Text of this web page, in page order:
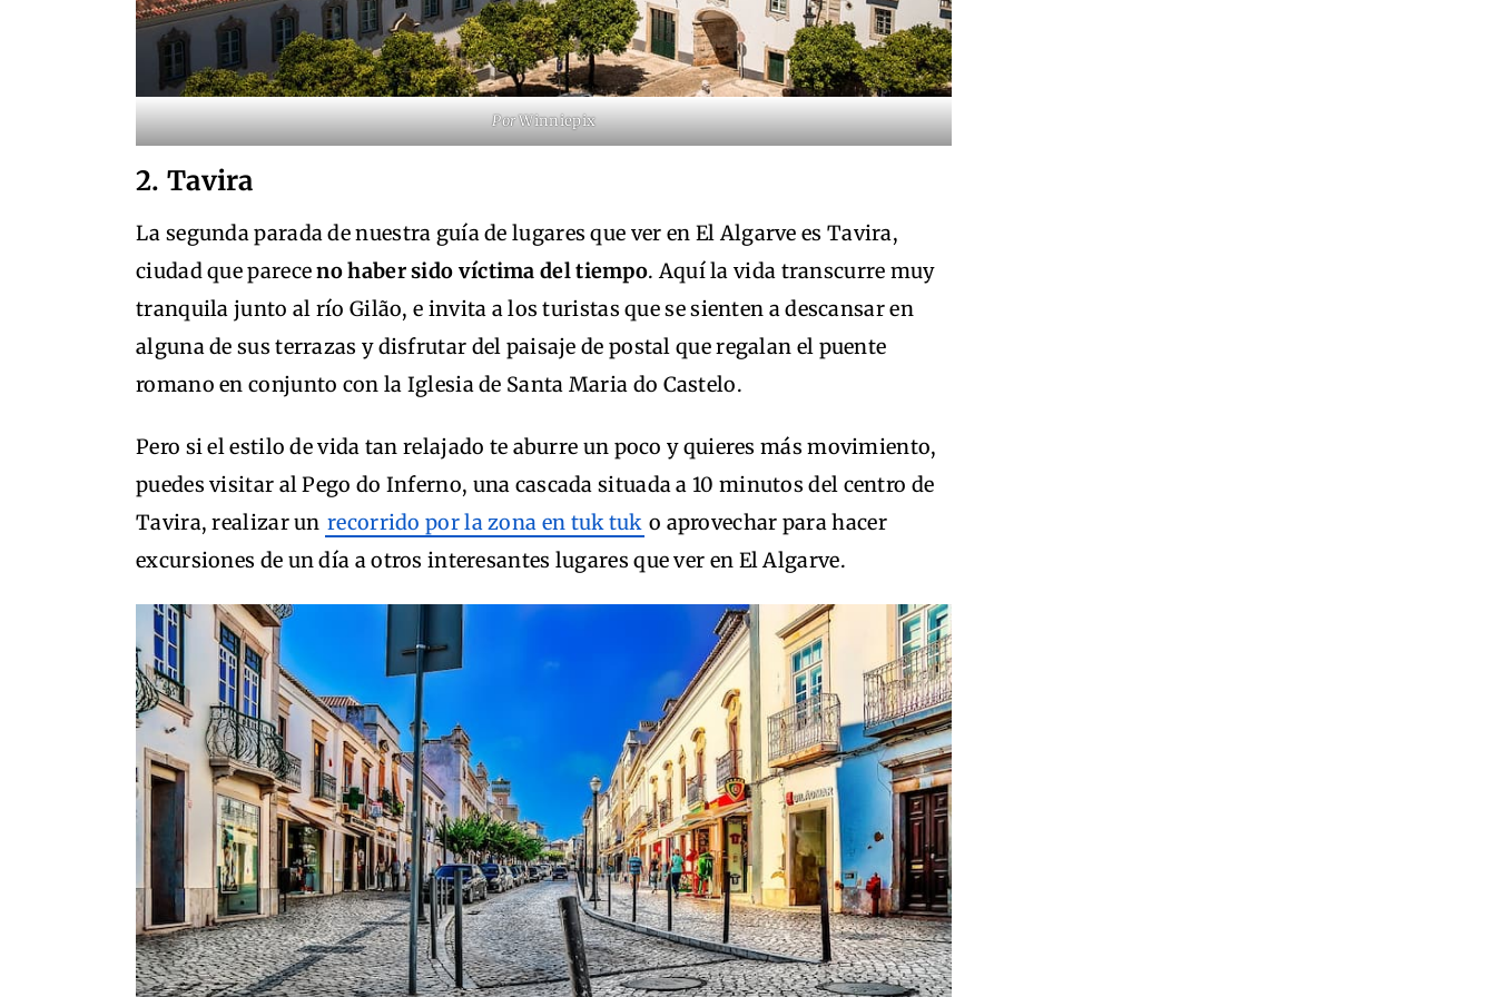
PorWinniepix
2. Tavira
La segunda parada de nuestra guía de lugares que ver en El Algarve es Tavira,
ciudad que pareceno haber sido víctima del tiempo. Aquí la vida transcurre muy
tranquila junto al río Gilão, e invita a los turistas que se sienten a descansar en
alguna de sus terrazas y disfrutar del paisaje de postal que regalan el puente
romano en conjunto con la Iglesia de Santa Maria do Castelo.
Pero si el estilo de vida tan relajado te aburre un poco y quieres más movimiento,
puedes visitar al Pego do Inferno, una cascada situada a 10 minutos del centro de
Tavira, realizar un recorrido por la zona en tuk tuk o aprovechar para hacer
excursiones de un día a otros interesantes lugares que ver en El Algarve.